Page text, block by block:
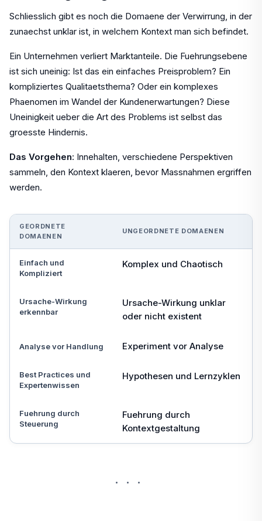
Schliesslich gibt es noch die Domaene der Verwirrung, in der
zunaechst unklar ist, in welchem Kontext man sich befindet.
Ein Unternehmen verliert Marktanteile. Die Fuehrungsebene
ist sich uneinig: Ist das ein einfaches Preisproblem? Ein
kompliziertes Qualitaetsthema? Oder ein komplexes
Phaenomen im Wandel der Kundenerwartungen? Diese
Uneinigkeit ueber die Art des Problems ist selbst das
groesste Hindernis.
Das Vorgehen: Innehalten, verschiedene Perspektiven
sammeln, den Kontext klaeren, bevor Massnahmen ergriffen
werden.
GEORDNETE
DOMAENEN
UNGEORDNETE DOMAENEN
Einfach und
Kompliziert
Komplex und Chaotisch
Ursache-Wirkung
erkennbar
Ursache-Wirkung unklar
oder nicht existent
Analyse vor Handlung Experiment vor Analyse
Best Practices und
Expertenwissen
Hypothesen und Lernzyklen
Fuehrung durch
Steuerung
Fuehrung durch
Kontextgestaltung
···